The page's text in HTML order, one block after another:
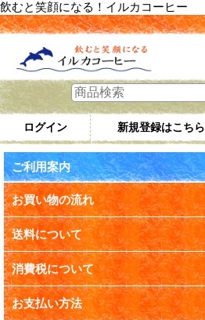
飲むと笑顔になる！イルカコーヒー
ログイン 新規登録はこちら
ご利用案内
お買い物の流れ
送料について
消費税について
お支払い方法